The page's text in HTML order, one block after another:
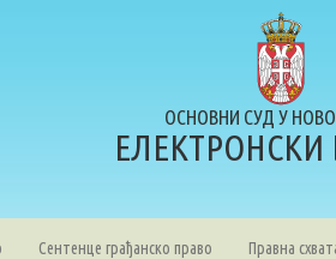
ОСНОВНИ СУД У
ЕЛЕКТРОНСКИ
Сентенце грађанско право Правна